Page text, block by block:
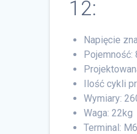
12:
Napięcie
Pojemność:
Ilość cykli
Wymiary:
Waga: 22kg
Terminal: M6